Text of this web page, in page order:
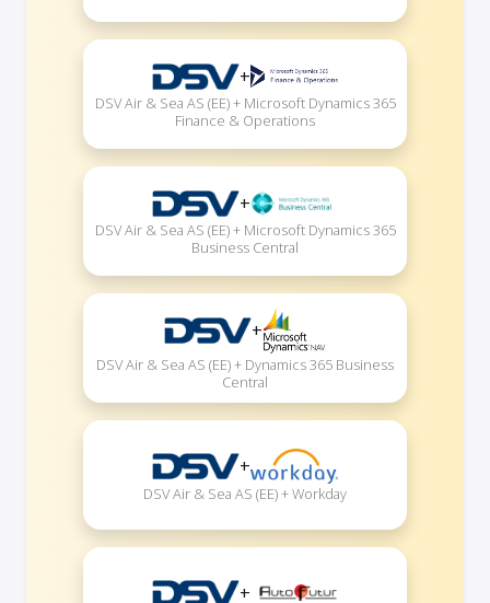
+
DSV Air & Sea AS (EE) + Microsoft Dynamics 365
Finance & Operations
+
DSV Air & Sea AS (EE) + Microsoft Dynamics 365
Business Central
+
DSV Air & Sea AS (EE) + Dynamics 365 Business
Central
+
DSV Air & Sea AS (EE) + Workday
+